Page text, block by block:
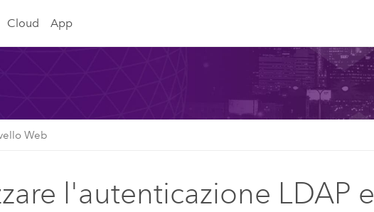
Cloud App
Web
l'autenticazione LDAP e